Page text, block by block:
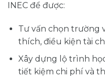
INEC để được:
Tư vấn chọn trường
thích, điều kiện tài
Xây dựng lộ trình
tiết kiệm chi phí và